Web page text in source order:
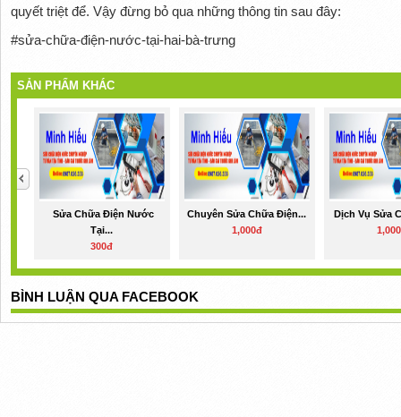
quyết triệt để. Vậy đừng bỏ qua những thông tin sau đây:
#sửa-chữa-điện-nước-tại-hai-bà-trưng
SẢN PHẨM KHÁC
Sửa Chữa Điện Nước
Tại...
300đ
Chuyên Sửa Chữa Điện...
1,000đ
Dịch Vụ Sửa
BÌNH LUẬN QUA FACEBOOK